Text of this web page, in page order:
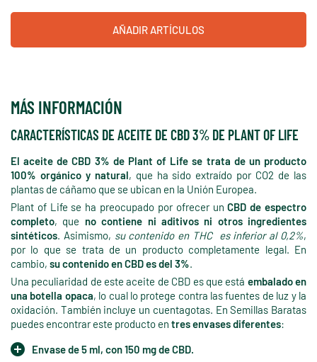
AÑADIR ARTÍCULOS
MÁS INFORMACIÓN
CARACTERÍSTICAS DE ACEITE DE CBD 3% DE PLANT OF LIFE
El aceite de CBD 3% de Plant of Life se trata de un producto
100% orgánico y natural, que ha sido extraído por CO2 de las
plantas de cáñamo que se ubican en la Unión Europea.
Plant of Life se ha preocupado por ofrecer unCBD de espectro
completo, que no contiene ni aditivos ni otros ingredientes
sintéticos. Asimismo, su contenido en THC es inferior al 0,2%,
por lo que se trata de un producto completamente legal. En
cambio, su contenido en CBD es del 3%.
Una peculiaridad de este aceite de CBD es que está embalado en
una botella opaca, lo cual lo protege contra las fuentes de luz y la
oxidación. También incluye un cuentagotas. En Semillas Baratas
puedes encontrar este producto en tres envases diferentes:
Envase de 5 ml, con 150 mg de CBD.